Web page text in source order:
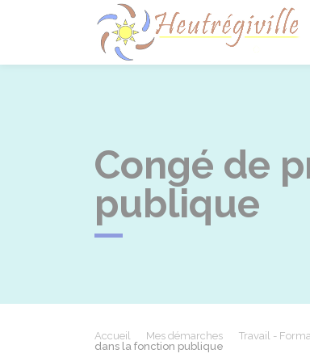
Congé de
publique
Accueil Mes démarches Travail -
dans la fonction publique